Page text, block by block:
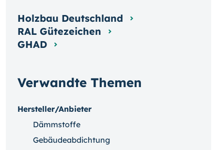
Verwandte Themen
Hersteller/Anbieter
Dämmstoffe
Gebäudeabdichtung
Holzbau Deutschland
RAL Gütezeichen
GHAD